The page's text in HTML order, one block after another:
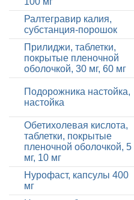
Ралтегравир калия,
субстанция-порошок
Прилиджи, таблетки,
покрытые пленочной
оболочкой, 30 мг, 60 мг
Подорожника настойка,
настойка
Обетихолевая кислота,
таблетки, покрытые
пленочной оболочкой, 5
мг, 10 мг
Нурофаст, капсулы 400
мг